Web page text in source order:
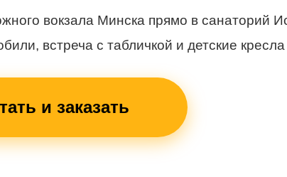
вокзала Минска прямо в санаторий
встреча с табличкой и детские
и заказать